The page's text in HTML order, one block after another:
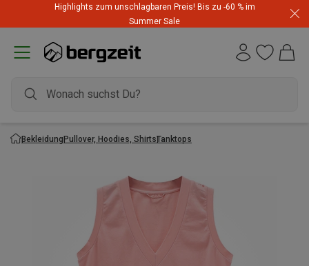
Highlights zum unschlagbaren Preis! Bis zu -60 % im
Summer Sale
BekleidungPullover, Hoodies, ShirtsTanktops